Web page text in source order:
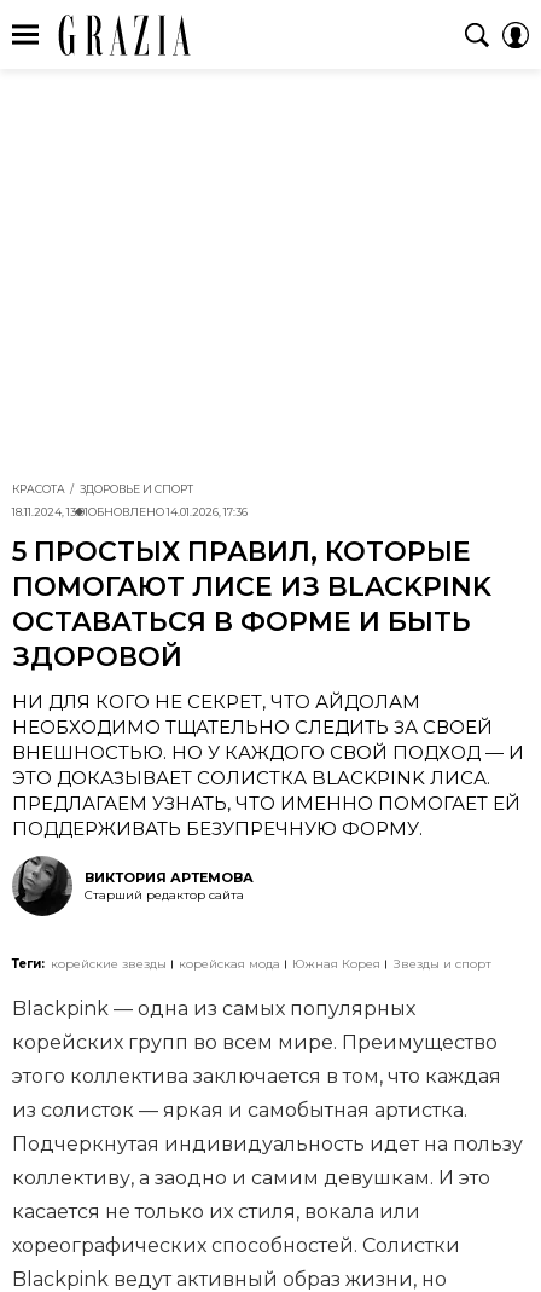
КРАСОТА
ЗДОРОВЬЕ И СПОРТ
18.11.2024, 13:01ОБНОВЛЕНО14.01.2026, 17:36
5 ПРОСТЫХ ПРАВИЛ, КОТОРЫЕ
ПОМОГАЮТ ЛИСЕ ИЗ BLACKPINK
ОСТАВАТЬСЯ В ФОРМЕ И БЫТЬ
ЗДОРОВОЙ
НИ ДЛЯ КОГО НЕ СЕКРЕТ, ЧТО АЙДОЛАМ
НЕОБХОДИМО ТЩАТЕЛЬНО СЛЕДИТЬ ЗА СВОЕЙ
ВНЕШНОСТЬЮ. НО У КАЖДОГО СВОЙ ПОДХОД — И
ЭТО ДОКАЗЫВАЕТ СОЛИСТКА BLACKPINK ЛИСА.
ПРЕДЛАГАЕМ УЗНАТЬ, ЧТО ИМЕННО ПОМОГАЕТ ЕЙ
ПОДДЕРЖИВАТЬ БЕЗУПРЕЧНУЮ ФОРМУ.
ВИКТОРИЯ АРТЕМОВА
Старший редактор сайта
Теги: корейские звезды корейская мода Южная Корея Звезды и спорт
Blackpink — одна из самых популярных
корейских групп во всем мире. Преимущество
этого коллектива заключается в том, что каждая
из солисток — яркая и самобытная артистка.
Подчеркнутая индивидуальность идет на пользу
коллективу, а заодно и самим девушкам. И это
касается не только их стиля, вокала или
хореографических способностей. Солистки
Blackpink ведут активный образ жизни, но